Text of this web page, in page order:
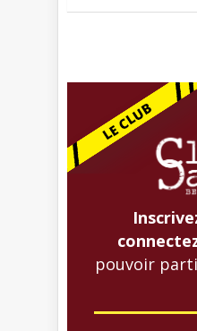
pouvoir